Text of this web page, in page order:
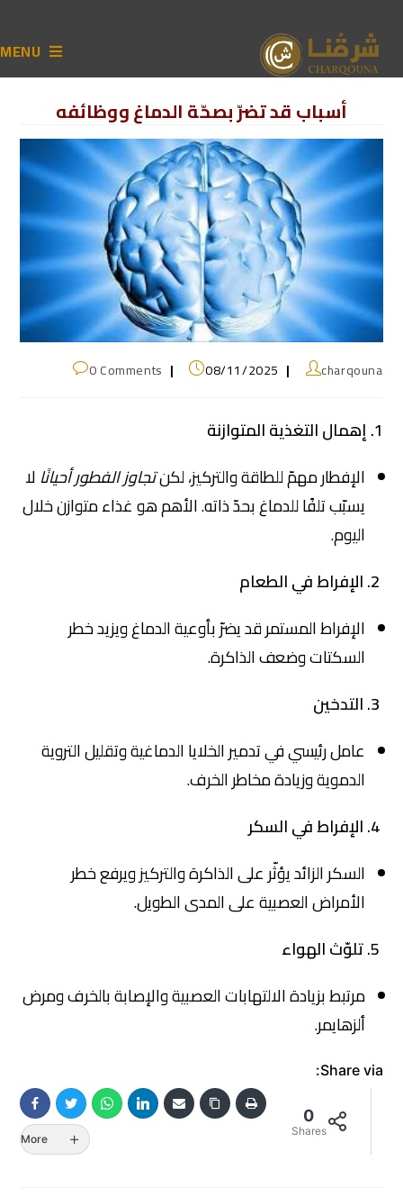
MENU
أسباب قد تضرّ بصحّة الدماغ ووظائفه
charqouna
08/11/2025
0 Comments
1. إهمال التغذية المتوازنة
الإفطار مهمّ للطاقة والتركيز، لكنتجاوز الفطور أحيانًالا
يسبّب تلفًا للدماغ بحدّ ذاته. الأهم هو غذاء متوازن خلال
اليوم.
2. الإفراط في الطعام
الإفراط المستمر قد يضرّ بأوعية الدماغ ويزيد خطر
السكتات وضعف الذاكرة.
3. التدخين
عامل رئيسي في تدمير الخلايا الدماغية وتقليل التروية
الدموية وزيادة مخاطر الخرف.
4. الإفراط في السكر
السكر الزائد يؤثّر على الذاكرة والتركيز ويرفع خطر
الأمراض العصبية على المدى الطويل.
5. تلوّث الهواء
مرتبط بزيادة الالتهابات العصبية والإصابة بالخرف ومرض
ألزهايمر.
Share via:
0
Shares
More